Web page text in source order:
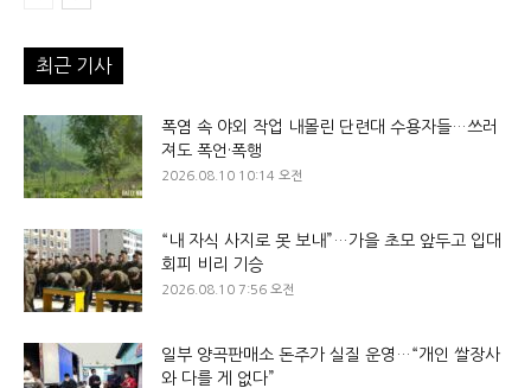
최근 기사
폭염 속 야외 작업 내몰린 단련대 수용자들…쓰러
져도 폭언·폭행
2026.08.10 10:14 오전
“내 자식 사지로 못 보내”…가을 초모 앞두고 입대
회피 비리 기승
2026.08.10 7:56 오전
일부 양곡판매소 돈주가 실질 운영…“개인 쌀장사
와 다를 게 없다”